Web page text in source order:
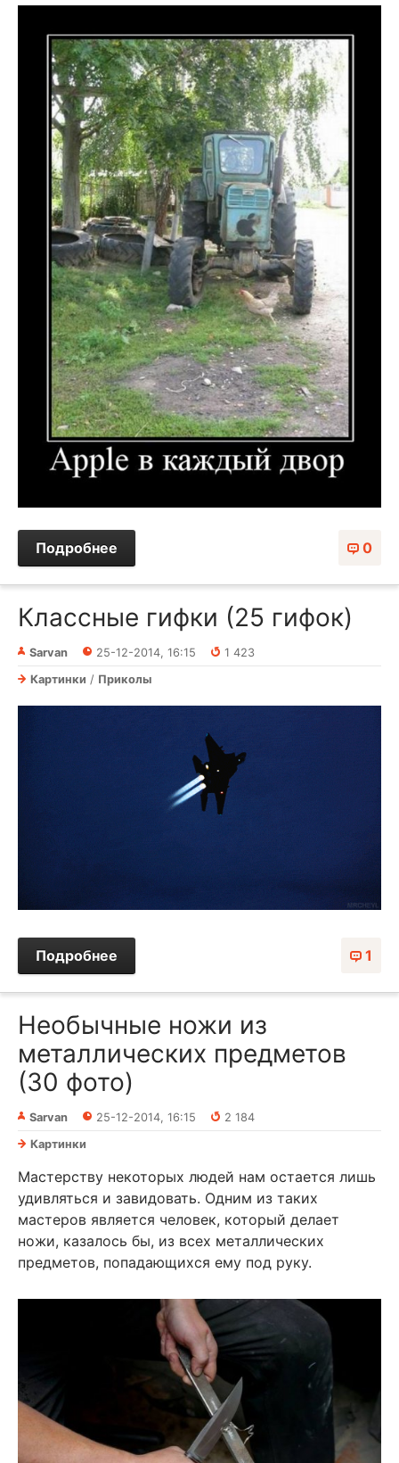
0
Подробнее
Классные гифки (25 гифок)
Sarvan 25-12-2014, 16:15
1 423
Картинки / Приколы
1
Подробнее
Необычные ножи из
металлических предметов
(30 фото)
Sarvan 25-12-2014, 16:15
2 184
Картинки
Мастерству некоторых людей нам остается лишь
удивляться и завидовать. Одним из таких
мастеров является человек, который делает
ножи, казалось бы, из всех металлических
предметов, попадающихся ему под руку.